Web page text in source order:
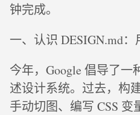
钟完成。
一、认识 DESIGN.md
今年，Google 倡导了
述设计系统。过去，构
手动切图、编写 CSS